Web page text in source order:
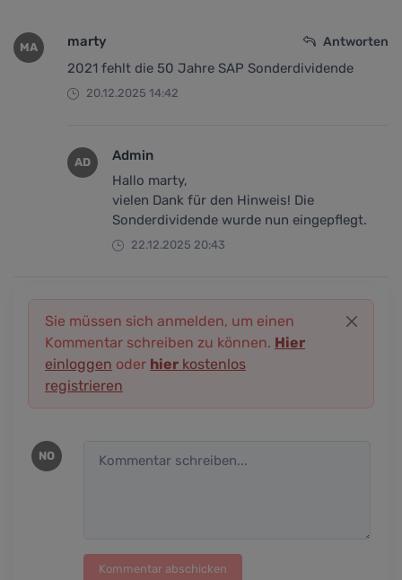
MA marty Antworten
2021 fehlt die 50 Jahre SAP Sonderdividende
20.12.2025 14:42
AD
Admin
Hallo marty,
vielen Dank für den Hinweis! Die
Sonderdividende wurde nun eingepflegt.
22.12.2025 20:43
Sie müssen sich anmelden, um einen
Kommentar schreiben zu können. Hier
einloggen oder hier kostenlos
registrieren
NO
Kommentar abschicken